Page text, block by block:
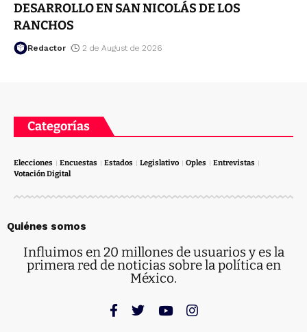
DESARROLLO EN SAN NICOLÁS DE LOS
RANCHOS
Redactor 2 de August de 2026
Categorías
Elecciones Encuestas Estados Legislativo Oples
Entrevistas
Votación Digital
Quiénes somos
Influimos en 20 millones de usuarios y es la
primera red de noticias sobre la política en
México.